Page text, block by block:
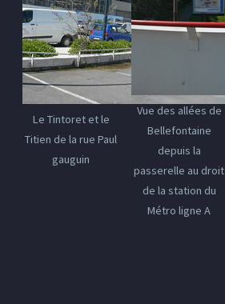
Le Tintoret et le
Titien de la rue Paul
gauguin
Vue des allées de
Bellefontaine
depuis la
passerelle au droit
de la station du
Métro ligne A